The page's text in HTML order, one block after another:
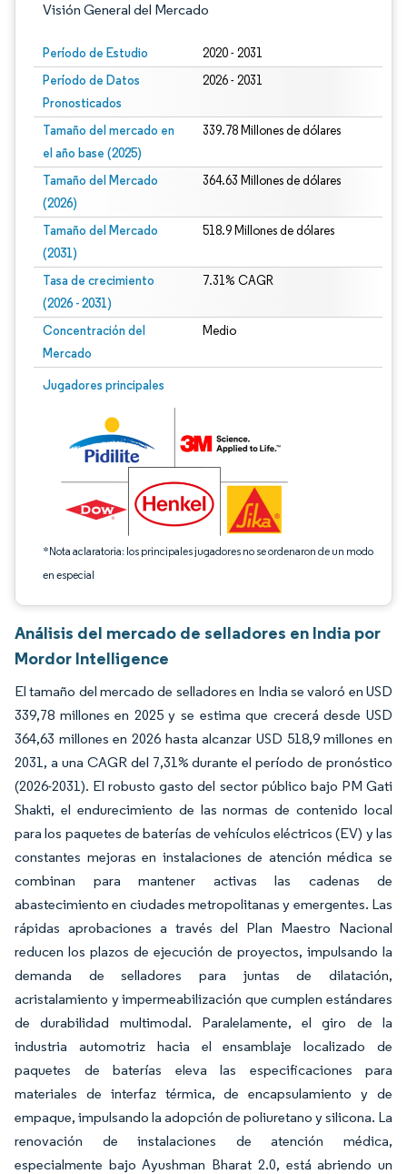
Visión General del Mercado
Período de Estudio 2020 - 2031
Período de Datos
Pronosticados
2026 - 2031
Tamaño del mercado en
el año base (2025)
339.78 Millones de dólares
Tamaño del Mercado
(2026)
364.63 Millones de dólares
Tamaño del Mercado
(2031)
518.9 Millones de dólares
Tasa de crecimiento
(2026 - 2031)
7.31% CAGR
Concentración del
Mercado
Medio
Jugadores principales
*Nota aclaratoria: los principales jugadores no se ordenaron de un modo
en especial
Imagen © Mordor Intelligence. El uso requiere atribución según CC BY 4.0.
Análisis del mercado de selladores en India por
Mordor Intelligence
El tamaño del mercado de selladores en India se valoró en USD
339,78 millones en 2025 y se estima que crecerá desde USD
364,63 millones en 2026 hasta alcanzar USD 518,9 millones en
2031, a una CAGR del 7,31% durante el período de pronóstico
(2026-2031). El robusto gasto del sector público bajo PM Gati
Shakti, el endurecimiento de las normas de contenido local
para los paquetes de baterías de vehículos eléctricos (EV) y las
constantes mejoras en instalaciones de atención médica se
combinan para mantener activas las cadenas de
abastecimiento en ciudades metropolitanas y emergentes. Las
rápidas aprobaciones a través del Plan Maestro Nacional
reducen los plazos de ejecución de proyectos, impulsando la
demanda de selladores para juntas de dilatación,
acristalamiento y impermeabilización que cumplen estándares
de durabilidad multimodal. Paralelamente, el giro de la
industria automotriz hacia el ensamblaje localizado de
paquetes de baterías eleva las especificaciones para
materiales de interfaz térmica, de encapsulamiento y de
empaque, impulsando la adopción de poliuretano y silicona. La
renovación de instalaciones de atención médica,
especialmente bajo Ayushman Bharat 2.0, está abriendo un